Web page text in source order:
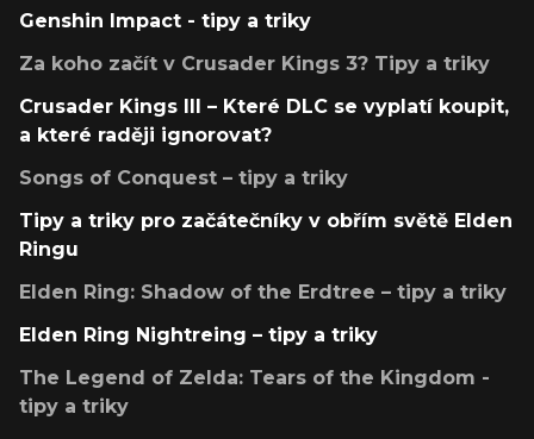
Genshin Impact - tipy a triky
Za koho začít v Crusader Kings 3? Tipy a triky
Crusader Kings III – Které DLC se vyplatí koupit,
a které raději ignorovat?
Songs of Conquest – tipy a triky
Tipy a triky pro začátečníky v obřím světě Elden
Ringu
Elden Ring: Shadow of the Erdtree – tipy a triky
Elden Ring Nightreing – tipy a triky
The Legend of Zelda: Tears of the Kingdom -
tipy a triky